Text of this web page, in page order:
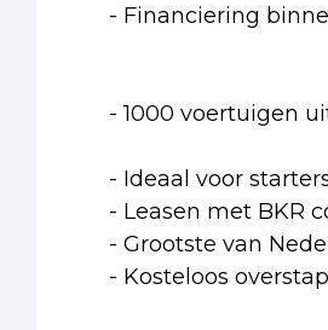
- Financiering
- 1000 voertuigen
- Ideaal voor
- Leasen met BKR
- Grootste van
- Kosteloos